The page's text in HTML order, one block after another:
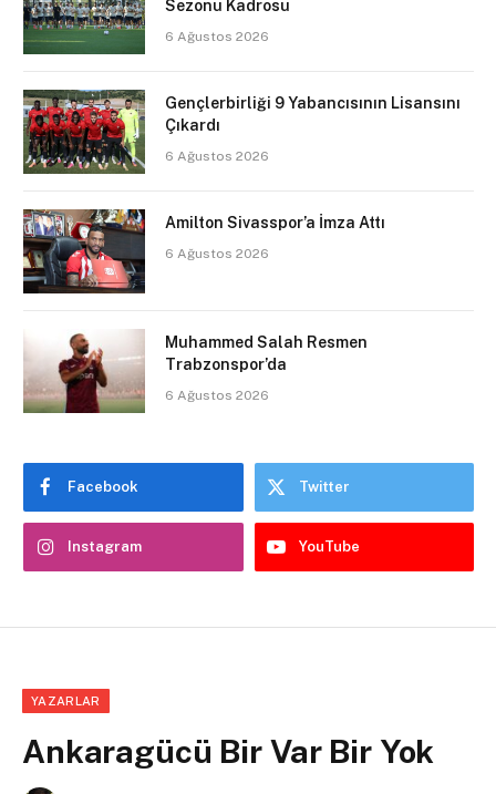
Sezonu Kadrosu
6 Ağustos 2026
Gençlerbirliği 9 Yabancısının Lisansını
Çıkardı
6 Ağustos 2026
Amilton Sivasspor’a İmza Attı
6 Ağustos 2026
Muhammed Salah Resmen
Trabzonspor’da
6 Ağustos 2026
Facebook Twitter
Instagram YouTube
YAZARLAR
Ankaragücü Bir Var Bir Yok